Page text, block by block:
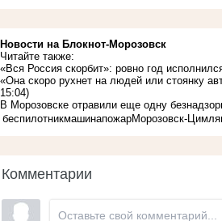
Новости на Блoкнoт-Морозовск
Читайте также:
«Вся Россия скорбит»: ровно год
«Она скоро рухнет на людей или стоянку
15:04)
В Морозовске отравили еще одну
беспилотникмашинапожарМорозовск-
Комментарии